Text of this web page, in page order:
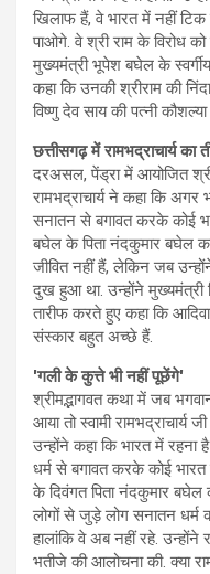
खिलाफ हैं, वे भारत में नहीं
पाओगे. वे श्री राम के विरोध
मुख्यमंत्री भूपेश बघेल के
कहा कि उनकी श्रीराम की
विष्णु देव साय की पत्नी
छत्तीसगढ़ में रामभद्राचार्य का
दरअसल, पेंड्रा में आयोजित
रामभद्राचार्य ने कहा कि अगर
सनातन से बगावत करके कोई
बघेल के पिता नंदकुमार बघेल
जीवित नहीं हैं, लेकिन जब
दुख हुआ था. उन्होंने मुख्यमंत्री
तारीफ करते हुए कहा कि
संस्कार बहुत अच्छे हैं.
'गली के कुत्ते भी नहीं पूछेंगे'
श्रीमद्भागवत कथा में जब
आया तो स्वामी
उन्होंने कहा कि भारत में
धर्म से बगावत करके कोई
के दिवंगत पिता नंदकुमार
लोगों से जुड़े लोग सनातन धर्म
हालांकि वे अब नहीं रहे.
भतीजे की आलोचना की. क्या